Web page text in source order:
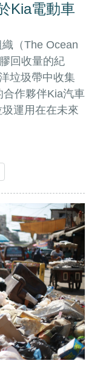
Kia電動車
（The Ocean
回收量的紀
垃圾帶中收集
合作夥伴Kia汽車
運用在在未來